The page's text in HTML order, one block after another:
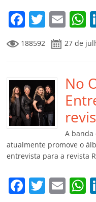
F
a
c
e
b
o
o
k
T
w
itt
er
E
m
ai
l
h
s
A
p
p
188592 27 de
No
A banda
atualmente promove o
entrevista para a revista
F T E